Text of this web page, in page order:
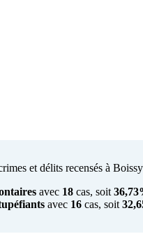
et délits recensés à
avec 18 cas, soit
avec 16 cas, soit